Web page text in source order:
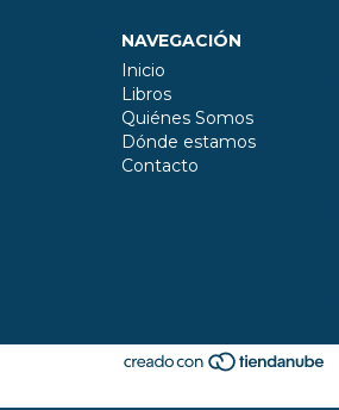
NAVEGACIÓN
Inicio
Libros
Quiénes Somos
Dónde estamos
Contacto